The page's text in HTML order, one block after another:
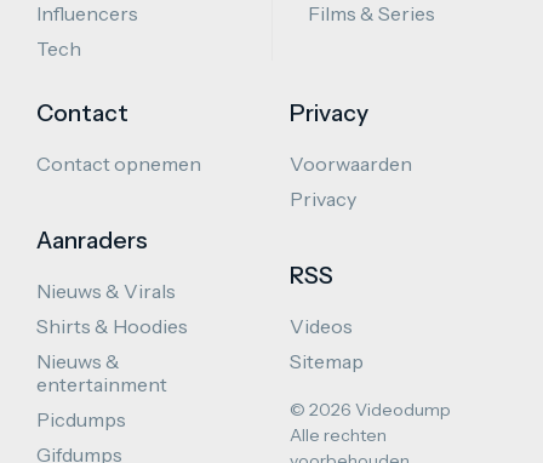
Influencers
Tech
Films & Series
Contact
Contact opnemen
Aanraders
Nieuws & Virals
Shirts & Hoodies
Nieuws &
entertainment
Picdumps
Gifdumps
Privacy
Voorwaarden
Privacy
RSS
Videos
Sitemap
© 2026 Videodump
Alle rechten